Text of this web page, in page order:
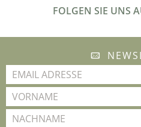
FOLGEN SIE UNS